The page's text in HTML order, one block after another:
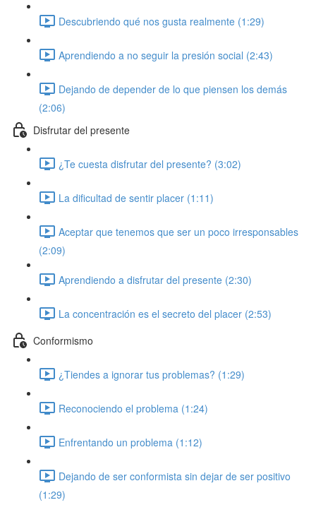
Descubriendo qué nos gusta realmente (1:29)
Aprendiendo a no seguir la presión social (2:43)
Dejando de depender de lo que piensen los demás
(2:06)
Disfrutar del presente
¿Te cuesta disfrutar del presente? (3:02)
La dificultad de sentir placer (1:11)
Aceptar que tenemos que ser un poco irresponsables
(2:09)
Aprendiendo a disfrutar del presente (2:30)
La concentración es el secreto del placer (2:53)
Conformismo
¿Tiendes a ignorar tus problemas? (1:29)
Reconociendo el problema (1:24)
Enfrentando un problema (1:12)
Dejando de ser conformista sin dejar de ser positivo
(1:29)